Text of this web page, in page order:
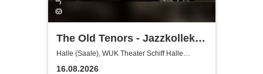
The Old Tenors - Jazzkollektiv
Sommerkollektion
Halle (Saale), WUK Theater Schiff Halle
(Saale)
16.08.2026